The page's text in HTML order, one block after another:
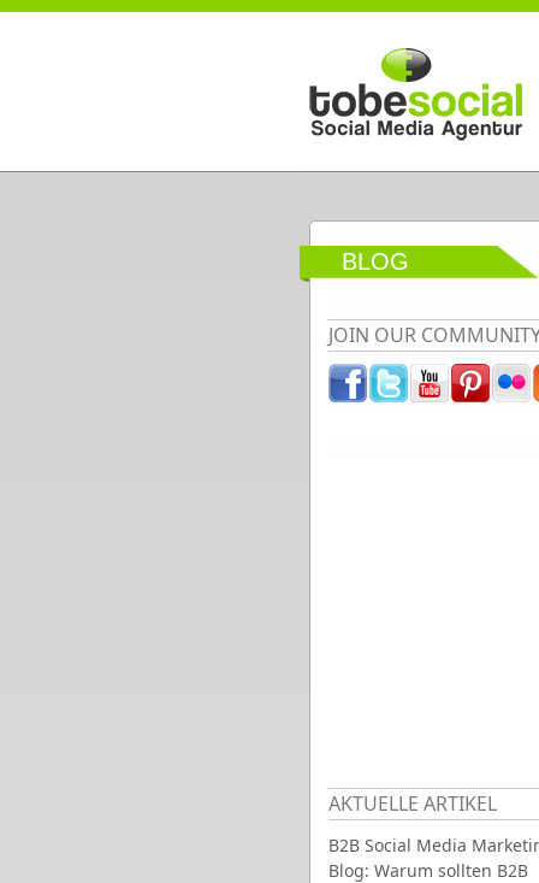
Direkt zum Inhalt
BLOG
JOIN OUR
AKTUELLE ARTIKEL
B2B Social Media
Blog: Warum sollten B2B